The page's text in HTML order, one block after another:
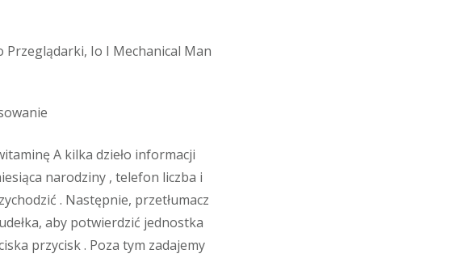
Przeglądarki, Io I Mechanical Man
A kilka dzieło informacji
narodziny , telefon liczba i
. Następnie, przetłumacz
aby potwierdzić jednostka
przycisk . Poza tym zadajemy